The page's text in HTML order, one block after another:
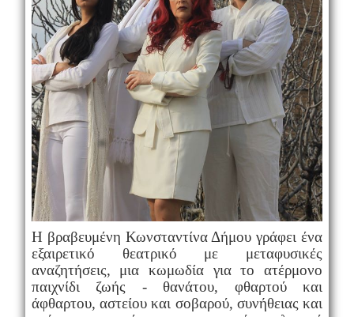
H βραβευμένη Κωνσταντίνα Δήμου γράφει ένα
εξαιρετικό θεατρικό με μεταφυσικές
αναζητήσεις, μια κωμωδία για το ατέρμονο
παιχνίδι ζωής - θανάτου, φθαρτού και
άφθαρτου, αστείου και σοβαρού, συνήθειας και